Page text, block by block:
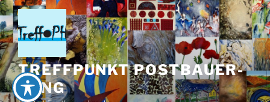
Zum
Inhalt
springen
TREFFPUNKT POSTBAUER-
HENG